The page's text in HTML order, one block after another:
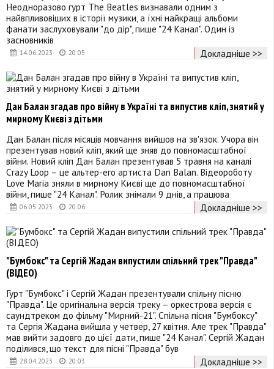
14.06.2023 20:05
Неодноразово гурт The Beatles визнавали одним з
найвпливовіших в історії музики, а їхні найкращі альбоми
фанати заслуховували "до дір", пише "24 Канал". Один із
засновників
Докладніше >>
06.05.2023 20:06
Дан Балан згадав про війну в Україні та випустив кліп, знятий у
мирному Києві з дітьми
Дан Балан після місяців мовчання вийшов на зв'язок. Учора він
презентував новий кліп, який ще зняв до повномасштабної
війни. Новий кліп Дан Балан презентував 5 травня на каналі
Crazy Loop – це альтер-его артиста Dan Balan. Відеороботу
Love Maria зняли в мирному Києві ще до повномасштабної
війни, пише "24 Канал". Ролик знімали 9 днів, а працюва
Докладніше >>
28.04.2023 20:03
"Бумбокс" та Сергій Жадан випустили спільний трек "Правда"
(ВІДЕО)
Гурт "Бумбокс" і Сергій Жадан презентували спільну пісню
"Правда". Це оригінальна версія треку – оркестрова версія є
саундтреком до фільму "Мирний-21". Спільна пісня "Бумбоксу"
та Сергія Жадана вийшла у четвер, 27 квітня. Але трек "Правда"
мав вийти задовго до цієї дати, пише "24 Канал". Сергій Жадан
поділився, що текст для пісні "Правда" був
Докладніше >>